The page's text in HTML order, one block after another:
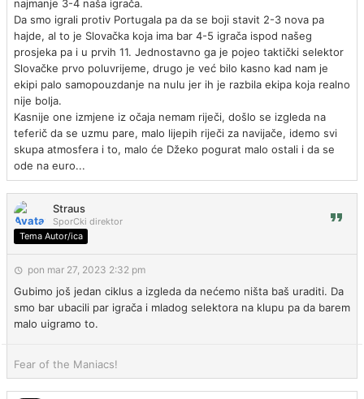
najmanje 3-4 naša igrača.
Da smo igrali protiv Portugala pa da se boji stavit 2-3 nova pa
hajde, al to je Slovačka koja ima bar 4-5 igrača ispod našeg
prosjeka pa i u prvih 11. Jednostavno ga je pojeo taktički selektor
Slovačke prvo poluvrijeme, drugo je već bilo kasno kad nam je
ekipi palo samopouzdanje na nulu jer ih je razbila ekipa koja realno
nije bolja.
Kasnije one izmjene iz očaja nemam riječi, došlo se izgleda na
teferič da se uzmu pare, malo lijepih riječi za navijače, idemo svi
skupa atmosfera i to, malo će Džeko pogurat malo ostali i da se
ode na euro...
Straus
SporCki direktor
Tema Autor/ica
pon mar 27, 2023 2:32 pm
Gubimo još jedan ciklus a izgleda da nećemo ništa baš uraditi. Da
smo bar ubacili par igrača i mladog selektora na klupu pa da barem
malo uigramo to.
Fear of the Maniacs!